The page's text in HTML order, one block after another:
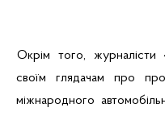
Окрім того, журналісти
своїм глядачам про
міжнародного